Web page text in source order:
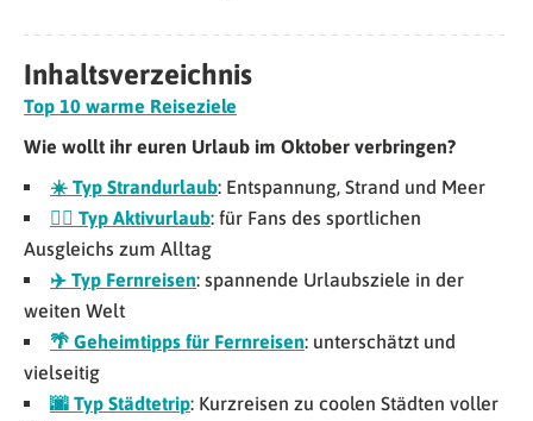
Inhaltsverzeichnis
Top 10 warme Reiseziele
Wie wollt ihr euren Urlaub im Oktober verbringen?
☀️ Typ Strandurlaub: Entspannung, Strand und Meer
🚵‍♂️ Typ Aktivurlaub: für Fans des sportlichen
Ausgleichs zum Alltag
✈️ Typ Fernreisen: spannende Urlaubsziele in der
weiten Welt
🌴 Geheimtipps für Fernreisen: unterschätzt und
vielseitig
🌆 Typ Städtetrip: Kurzreisen zu coolen Städten voller